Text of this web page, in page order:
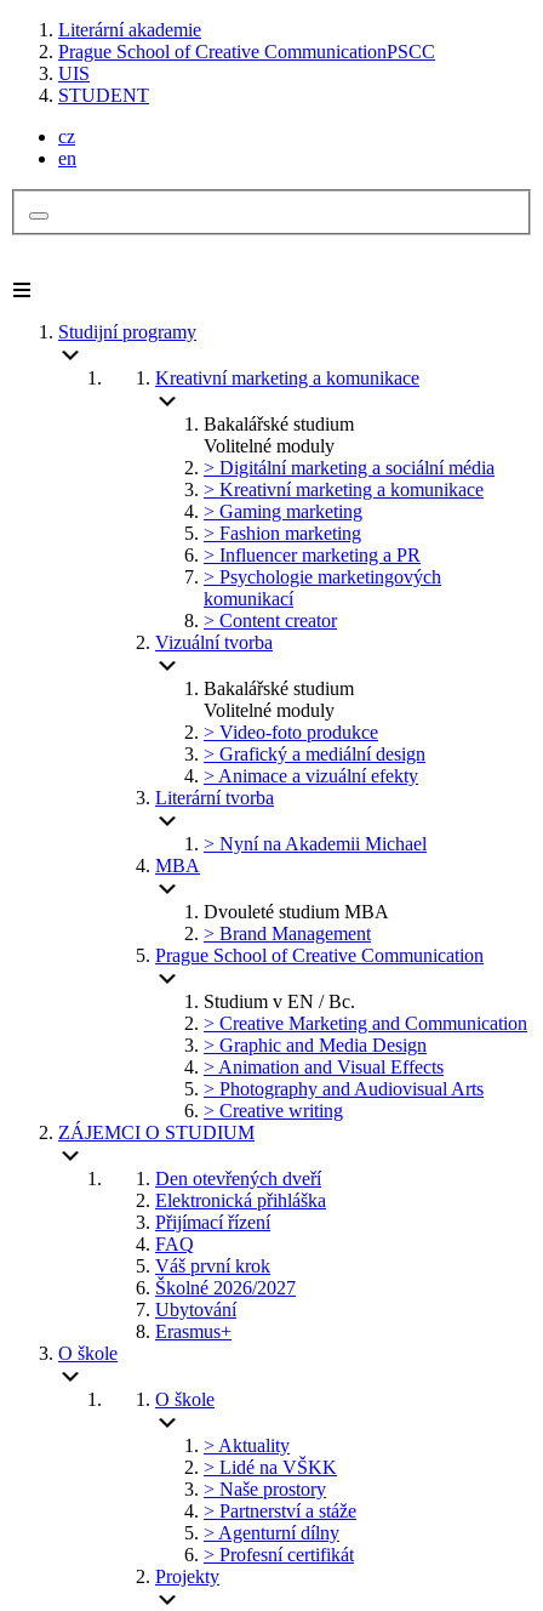
Literární akademie
Prague School of Creative CommunicationPSCC
UIS
STUDENT
cz
en
Studijní programy
Kreativní marketing a komunikace
Bakalářské studium
Volitelné moduly
> Digitální marketing a sociální média
> Kreativní marketing a komunikace
> Gaming marketing
> Fashion marketing
> Influencer marketing a PR
> Psychologie marketingových
komunikací
> Content creator
Vizuální tvorba
Bakalářské studium
Volitelné moduly
> Video-foto produkce
> Grafický a mediální design
> Animace a vizuální efekty
Literární tvorba
> Nyní na Akademii Michael
MBA
Dvouleté studium MBA
> Brand Management
Prague School of Creative Communication
Studium v EN / Bc.
> Creative Marketing and Communication
> Graphic and Media Design
> Animation and Visual Effects
> Photography and Audiovisual Arts
> Creative writing
ZÁJEMCI O STUDIUM
Den otevřených dveří
Elektronická přihláška
Přijímací řízení
FAQ
Váš první krok
Školné 2026/2027
Ubytování
Erasmus+
O škole
O škole
> Aktuality
> Lidé na VŠKK
> Naše prostory
> Partnerství a stáže
> Agenturní dílny
> Profesní certifikát
Projekty